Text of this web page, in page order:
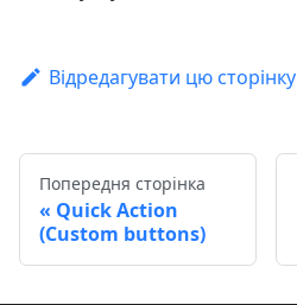
Відредагувати цю сторінку
Попередня сторінка
Quick Action
(Custom buttons)